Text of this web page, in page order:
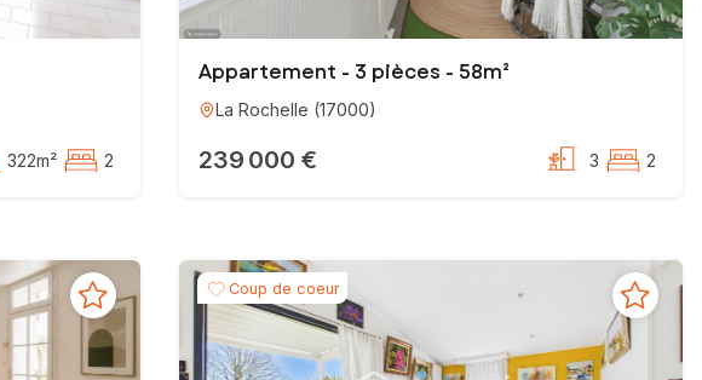
322m² 2
Appartement - 3 pièces - 58m²
La Rochelle (17000)
239 000 € 3 2
Coup de coeur